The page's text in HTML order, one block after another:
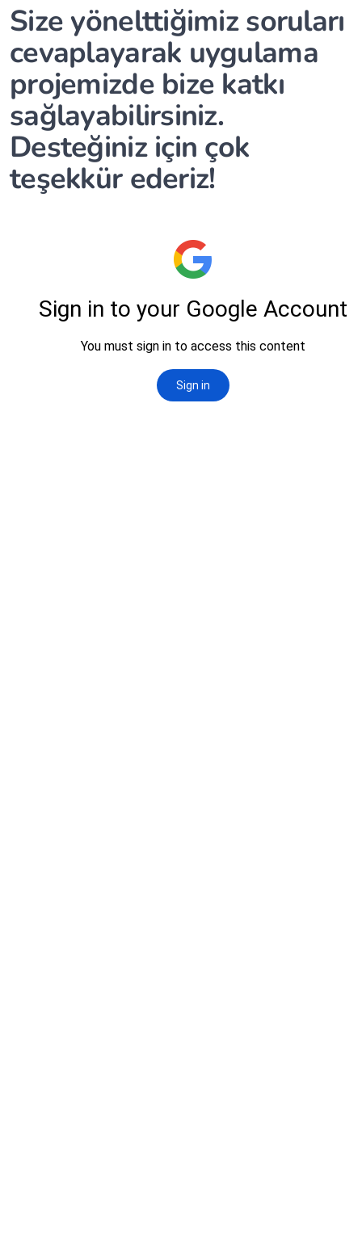
Size yönelttiğimiz soruları
cevaplayarak uygulama
projemizde bize katkı
sağlayabilirsiniz.
Desteğiniz için çok
teşekkür ederiz!